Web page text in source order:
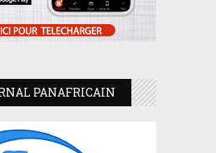
PANAFRICAIN